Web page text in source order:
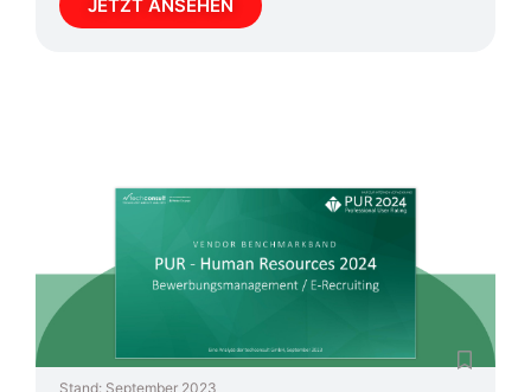
JETZT ANSEHEN
Stand: September 2023